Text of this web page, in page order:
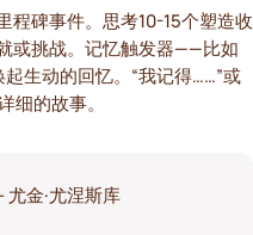
程碑事件。思考10-15个塑造收
或挑战。记忆触发器——比如
生动的回忆。“我记得……”或
细的故事。
金·尤涅斯库